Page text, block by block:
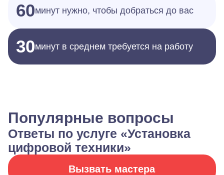
60минут нужно, чтобы добраться до вас
30минут в среднем требуется на работу
Популярные вопросы
Ответы по услуге «Установка
цифровой техники»
Вызвать мастера